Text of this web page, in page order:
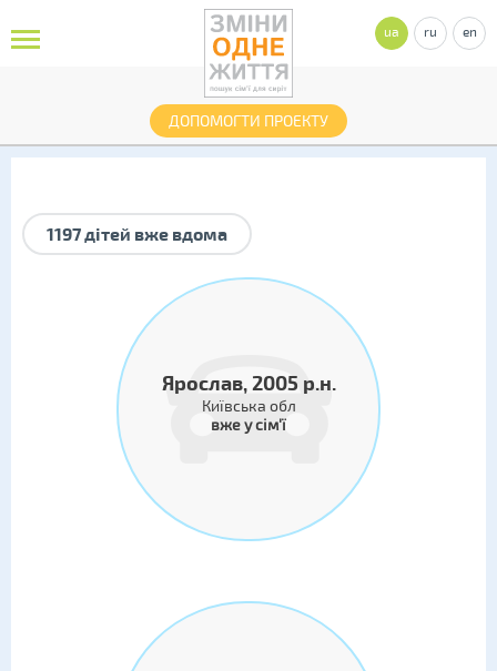
ДОПОМОГТИ ПРОЕКТУ
ua ru en
1197 дітей вже вдома
Ярослав, 2005 р.н.
Київська обл
вже у сім'ї